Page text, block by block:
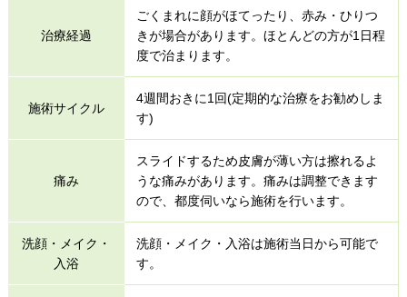
治療経過
ごくまれに顔がほてったり、赤み・ひりつ
きが場合があります。ほとんどの方が1日程
度で治まります。
施術サイクル
4週間おきに1回(定期的な治療をお勧めしま
す)
痛み
スライドするため皮膚が薄い方は擦れるよ
うな痛みがあります。痛みは調整できます
ので、都度伺いなら施術を行います。
洗顔・メイク・
入浴
洗顔・メイク・入浴は施術当日から可能で
す。